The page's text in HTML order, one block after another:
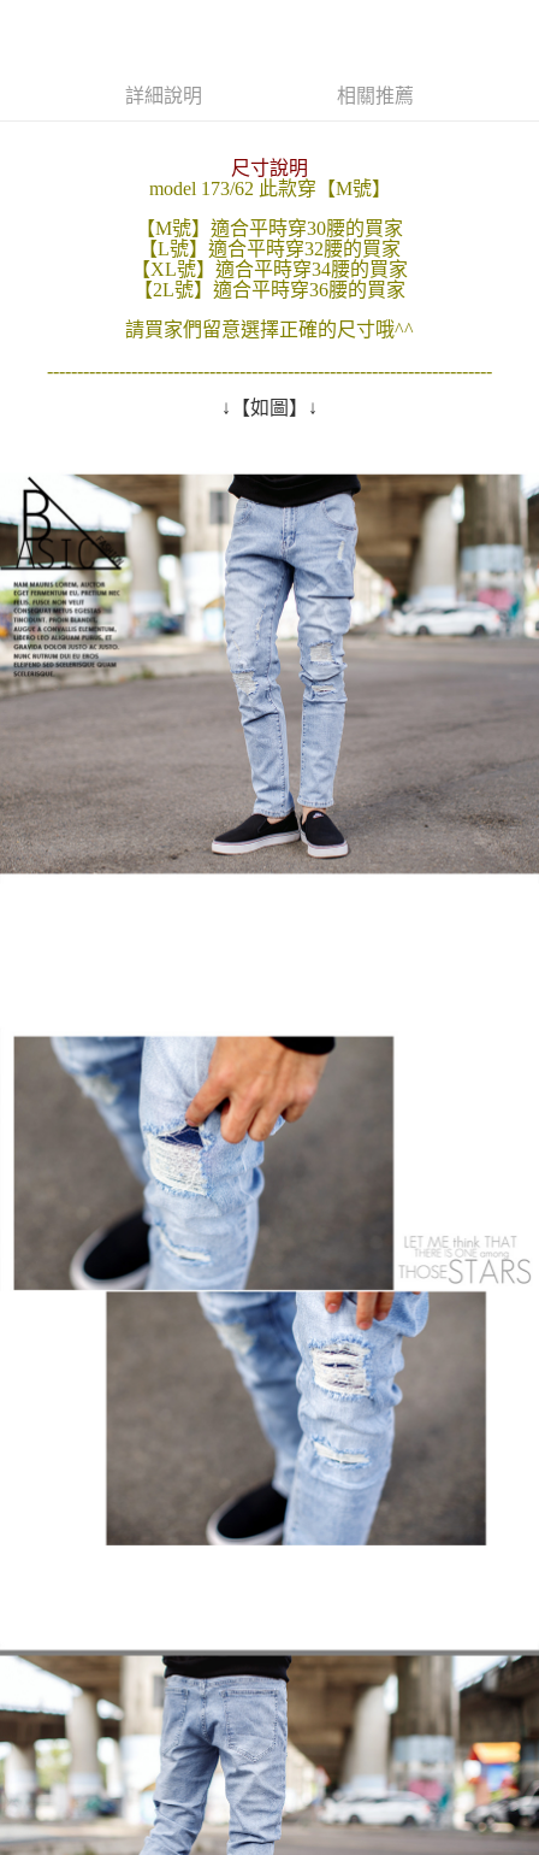
１．簡單：不需註冊會員、不需綁卡、不需儲值。
【「AFTEE先享後付」結帳流程】
結帳頁面，進行簡訊認證並確認金額後，即可完成結帳。
２．訂單成立數日內，您將收到繳費通知簡訊。
３．收到繳費通知簡訊後14天內，點擊此簡訊中的連結，可透過四大超商／
ATM／網路銀行／等多元方式進行付款，方視為交易完成。
※ 請注意：結帳手續完成當下不需立刻繳費，但若您需要取消訂單，請聯絡
購買商品的店家。未經商家同意取消之訂單仍視為有效，需透過AFTEE先享
是否繳費成功／繳費後需取消欲退款等相關疑問，請聯繫「AFTEE先享後付
【注意事項】
１．透過由恩沛科技股份有限公司提供之「AFTEE先享後付」服務完成之交
易，需依本服務之必要範圍內提供個人資料，並將交易相關給付款項請求債
權轉讓予恩沛科技股份有限公司。
２．關於個人資料處理事宜，請瀏覽以下網址：
https://aftee.tw/terms/#terms3
３．未成年的使用者請事先徵得法定代理人或監護人之同意方可使用
「AFTEE先享後付」，若未經同意申辦者引起之損失，本公司不負相關責
任。
４．使用「AFTEE先享後付」時，將依據個別帳號之用戶狀況，依本公司即
時審查核予不同之上限額度；若仍有額度不足之情形，本公司將視審查結果
５．嚴禁一人註冊多個帳號或使用他人資訊註冊。若發現惡意使用之情形，
恩沛科技股份有限公司將有權停止該用戶之使用額度並採取法律行動。
每筆NT$80，滿NT$1,800(含以上)免運費
先付款後全家取貨
每筆NT$80，滿NT$1,800(含以上)免運費
每筆NT$80，滿NT$1,800(含以上)免運費
每筆NT$80，滿NT$1,800(含以上)免運費
每筆NT$120，滿NT$3,000(含以上)免運費
詳細說明 相關推薦
尺寸說明
model 173/62 此款穿【M號】
【M號】適合平時穿30腰的買家
【L號】適合平時穿32腰的買家
【XL號】適合平時穿34腰的買家
【2L號】適合平時穿36腰的買家
請買家們留意選擇正確的尺寸哦^^
--------------------------------------------------------------------------
↓【如圖】↓